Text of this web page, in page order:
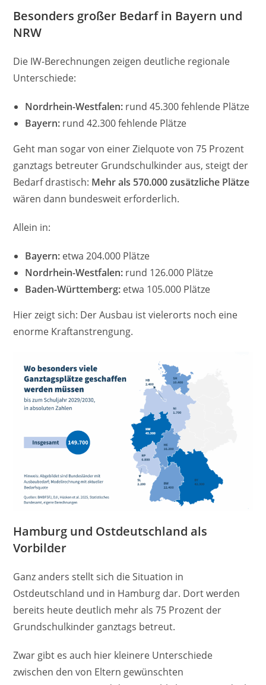
Besonders großer Bedarf in Bayern und
NRW
Die IW-Berechnungen zeigen deutliche regionale
Unterschiede:
Nordrhein-Westfalen: rund 45.300 fehlende Plätze
Bayern: rund 42.300 fehlende Plätze
Geht man sogar von einer Zielquote von 75 Prozent
ganztags betreuter Grundschulkinder aus, steigt der
Bedarf drastisch: Mehr als 570.000 zusätzliche Plätze
wären dann bundesweit erforderlich.
Allein in:
Bayern: etwa 204.000 Plätze
Nordrhein-Westfalen: rund 126.000 Plätze
Baden-Württemberg: etwa 105.000 Plätze
Hier zeigt sich: Der Ausbau ist vielerorts noch eine
enorme Kraftanstrengung.
Hamburg und Ostdeutschland als
Vorbilder
Ganz anders stellt sich die Situation in
Ostdeutschland und in Hamburg dar. Dort werden
bereits heute deutlich mehr als 75 Prozent der
Grundschulkinder ganztags betreut.
Zwar gibt es auch hier kleinere Unterschiede
zwischen den von Eltern gewünschten